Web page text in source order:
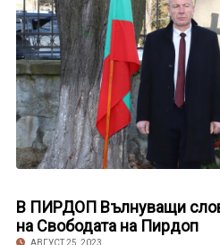
В ПИРДОП Вълнуващи
на Свободата на Пирдоп
АВГУСТ 25, 2023